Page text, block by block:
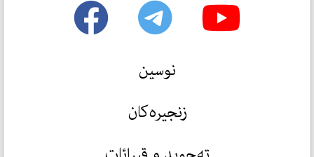
نوسین
زنجیرەکان